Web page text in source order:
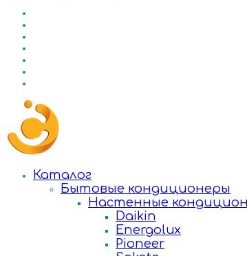
Каталог
Бытовые кондиционеры
Настенные
Daikin
Energolux
Pioneer